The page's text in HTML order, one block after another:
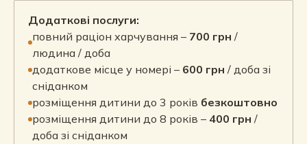
Додаткові послуги:
повний раціон харчування – 700 грн /
людина / доба
додаткове місце у номері – 600 грн / доба зі
сніданком
розміщення дитини до 3 років безкоштовно
розміщення дитини до 8 років – 400 грн /
доба зі сніданком